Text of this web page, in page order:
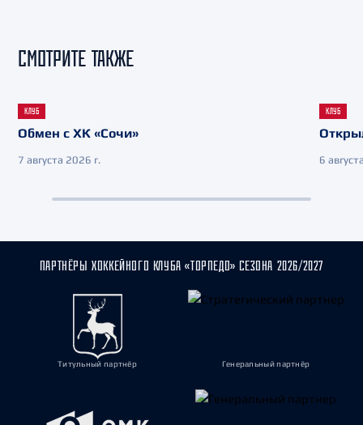
СМОТРИТЕ ТАКЖЕ
КЛУБ
Обмен с ХК «Сочи»
7 августа 2026 г.
КЛУБ
6
ПАРТНЁРЫ ХОККЕЙНОГО КЛУБА «ТОРПЕДО» СЕЗОНА 2026/2027
Титульный партнёр Генеральный партнёр